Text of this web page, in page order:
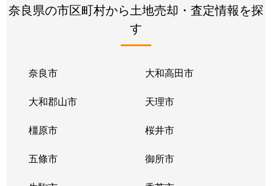
奈良県の市区町村から土地売却・査定情報を探
す
奈良市 大和高田市
大和郡山市 天理市
橿原市 桜井市
五條市 御所市